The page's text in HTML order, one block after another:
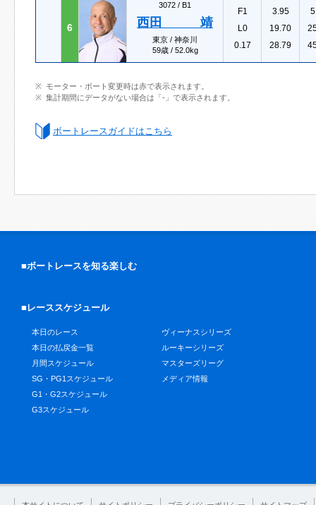
6
3072 / B1
西田 靖
東京 / 神奈川
59歳 / 52.0kg
F1
L0
0.17
3.95
19.70
28.79
モーター・ボート変更時は赤で表示されます。
集計期間にデータがない場合は「-」で表示されます。
ボートレースガイドはこちら
■ボートレースを知る楽しむ
■レーススケジュール
本日のレース
本日の払戻金一覧
月間スケジュール
SG・PG1スケジュール
G1・G2スケジュール
G3スケジュール
ヴィーナスシリーズ
ルーキーシリーズ
マスターズリーグ
メディア情報